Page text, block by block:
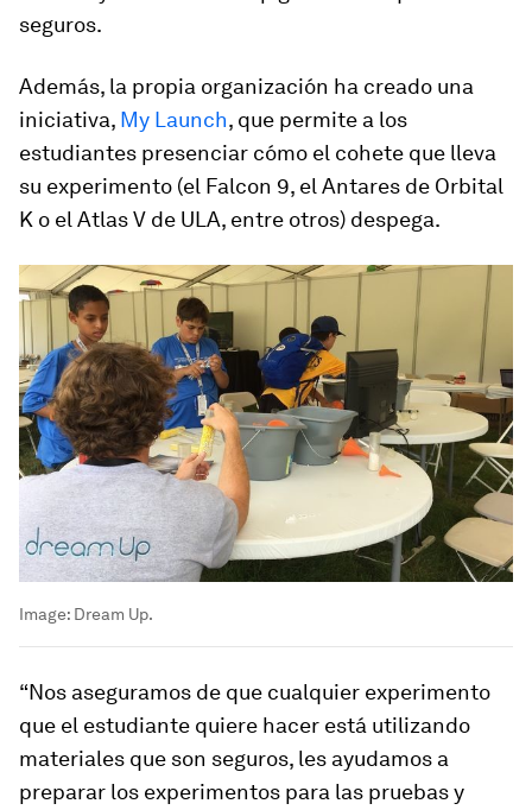
seguros.
Además, la propia organización ha creado una
iniciativa, My Launch, que permite a los
estudiantes presenciar cómo el cohete que lleva
su experimento (el Falcon 9, el Antares de Orbital
K o el Atlas V de ULA, entre otros) despega.
Image: Dream Up.
“Nos aseguramos de que cualquier experimento
que el estudiante quiere hacer está utilizando
materiales que son seguros, les ayudamos a
preparar los experimentos para las pruebas y